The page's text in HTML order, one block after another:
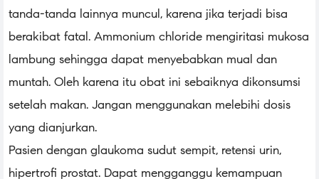
tanda-tanda lainnya muncul, karena jika terjadi bisa
berakibat fatal. Ammonium chloride mengiritasi mukosa
lambung sehingga dapat menyebabkan mual dan
muntah. Oleh karena itu obat ini sebaiknya dikonsumsi
setelah makan. Jangan menggunakan melebihi dosis
yang dianjurkan.
Pasien dengan glaukoma sudut sempit, retensi urin,
hipertrofi prostat. Dapat mengganggu kemampuan